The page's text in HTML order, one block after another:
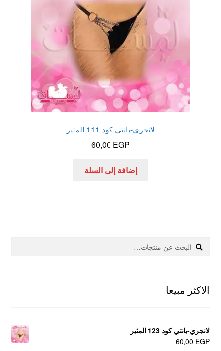
لانجري-بانتي كود 111 المثير
60,00 EGP
إضافة إلى السلة
البحث
عن:
بحث
الاكثر مبيعا
لانجري-بانتي كود 123 المثير
60,00 EGP